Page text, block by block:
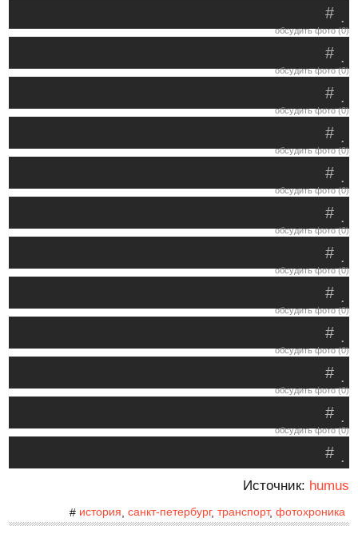
.
#
обсудить фото (0)
.
#
обсудить фото (0)
.
#
обсудить фото (0)
.
#
обсудить фото (0)
.
#
обсудить фото (0)
.
#
обсудить фото (0)
.
#
обсудить фото (0)
.
#
обсудить фото (0)
.
#
обсудить фото (0)
.
#
обсудить фото (0)
.
#
обсудить фото (0)
.
#
Источник: humus
# история санкт-петербург, транспорт, фотохроника